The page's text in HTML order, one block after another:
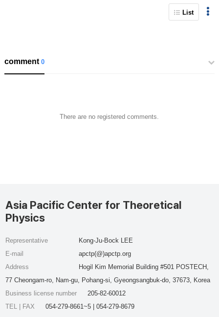
List
comment0
There are no registered comments.
Asia Pacific Center for Theoretical
Physics
Representative
Kong-Ju-Bock LEE
E-mail
apctp(@)apctp.org
Address
Hogil Kim Memorial Building #501 POSTECH,
77 Cheongam-ro, Nam-gu, Pohang-si, Gyeongsangbuk-do, 37673, Korea
Business license number
205-82-60012
TEL | FAX
054-279-8661~5 | 054-279-8679